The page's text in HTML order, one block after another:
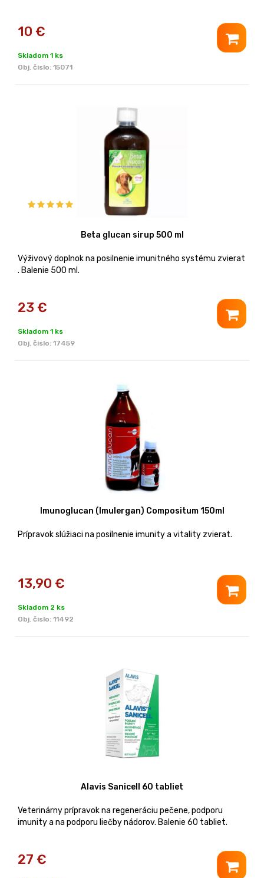
10 €
Skladom 1 ks
Obj. čislo: 15071
Beta glucan sirup 500 ml
Výživový doplnok na posilnenie imunitného systému zvierat
. Balenie 500 ml.
23 €
Skladom 1 ks
Obj. čislo: 17459
Imunoglucan (Imulergan) Compositum 150ml
Prípravok slúžiaci na posilnenie imunity a vitality zvierat.
13,90 €
Skladom 2 ks
Obj. čislo: 11492
Alavis Sanicell 60 tabliet
Veterinárny prípravok na regeneráciu pečene, podporu
imunity a na podporu liečby nádorov. Balenie 60 tabliet.
27 €